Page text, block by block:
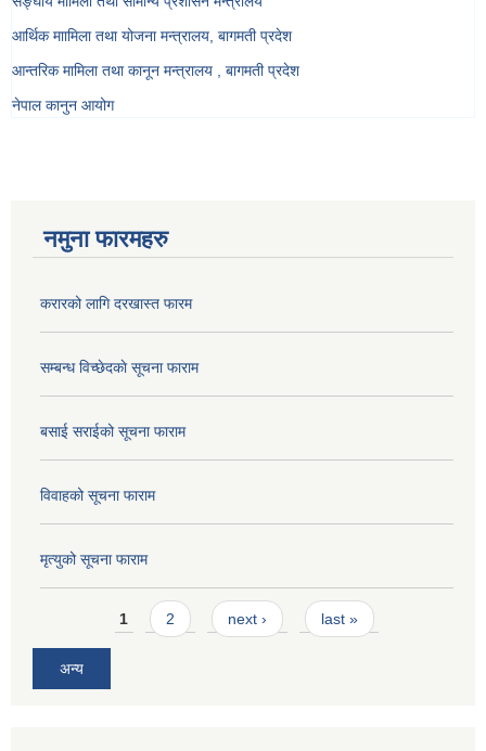
आर्थिक माामिला तथा योजना मन्त्रालय, बागमती प्रदेश
आन्तरिक मामिला तथा कानून मन्त्रालय , बागमती प्रदेश
नेपाल कानुन आयोग
नमुना फारमहरु
करारको लागि दरखास्त फारम
सम्बन्ध विच्छेदकाे सूचना फाराम
बसाई सराईको सूचना फाराम
विवाहको सूचना फाराम
मृत्युको सूचना फाराम
Pages1 2 next › last »
अन्य